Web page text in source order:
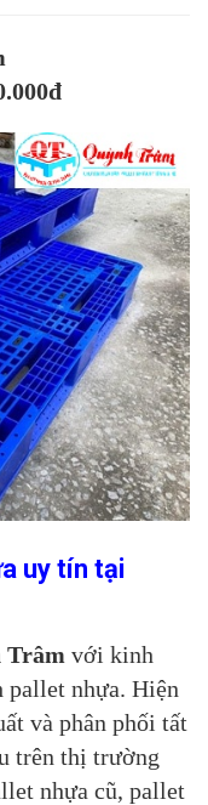
uy tín tại
Trâm với kinh
pallet nhựa. Hiện
và phân phối tất
trên thị trường
nhựa cũ, pallet